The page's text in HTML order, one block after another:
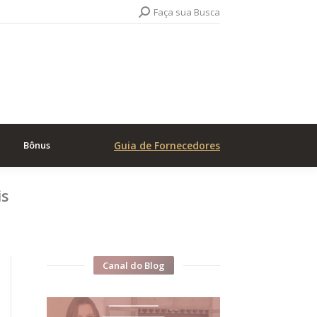
Search:Faça sua Busca
Bônus Guia de Fornecedores
Canal do Blog